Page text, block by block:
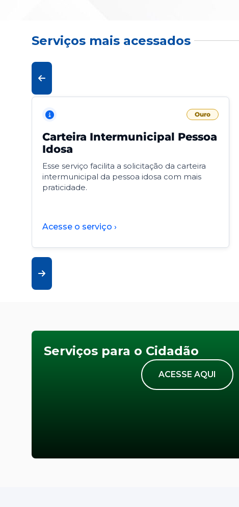
Serviços mais acessados
Ouro
Carteira Intermunicipal Pessoa
Idosa
Esse serviço facilita a solicitação da carteira
intermunicipal da pessoa idosa com mais
praticidade.
Acesse o serviço ›
Serviços para o Cidadão
ACESSE AQUI